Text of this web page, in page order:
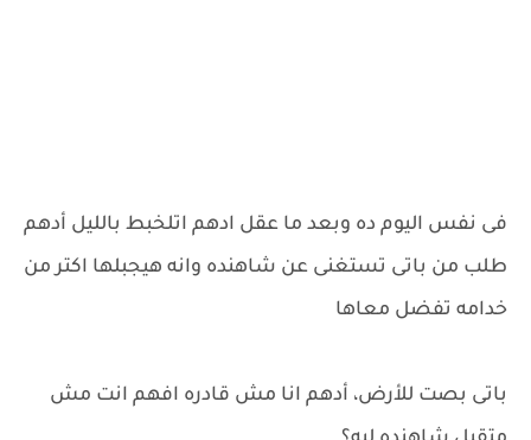
فى نفس اليوم ده وبعد ما عقل ادهم اتلخبط بالليل أدهم
طلب من باتى تستغنى عن شاهنده وانه هيجبلها اكتر من
خدامه تفضل معاها
باتى بصت للأرض، أدهم انا مش قادره افهم انت مش